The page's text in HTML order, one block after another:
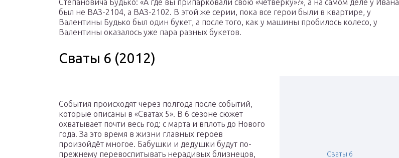
Степановича Будько: «А где вы припарковали свою «четверку»?», а на самом деле у Ивана
был не ВАЗ-2104, а ВАЗ-2102. В этой же серии, пока все герои были в квартире, у
Валентины Будько был один букет, а после того, как у машины пробилось колесо, у
Валентины оказалось уже пара разных букетов.
Сваты 6 (2012)
Сваты 6
События происходят через полгода после событий,
которые описаны в «Сватах 5». В 6 сезоне сюжет
охватывает почти весь год: с марта и вплоть до Нового
года. За это время в жизни главных героев
произойдёт многое. Бабушки и дедушки будут по-
прежнему перевоспитывать нерадивых близнецов,